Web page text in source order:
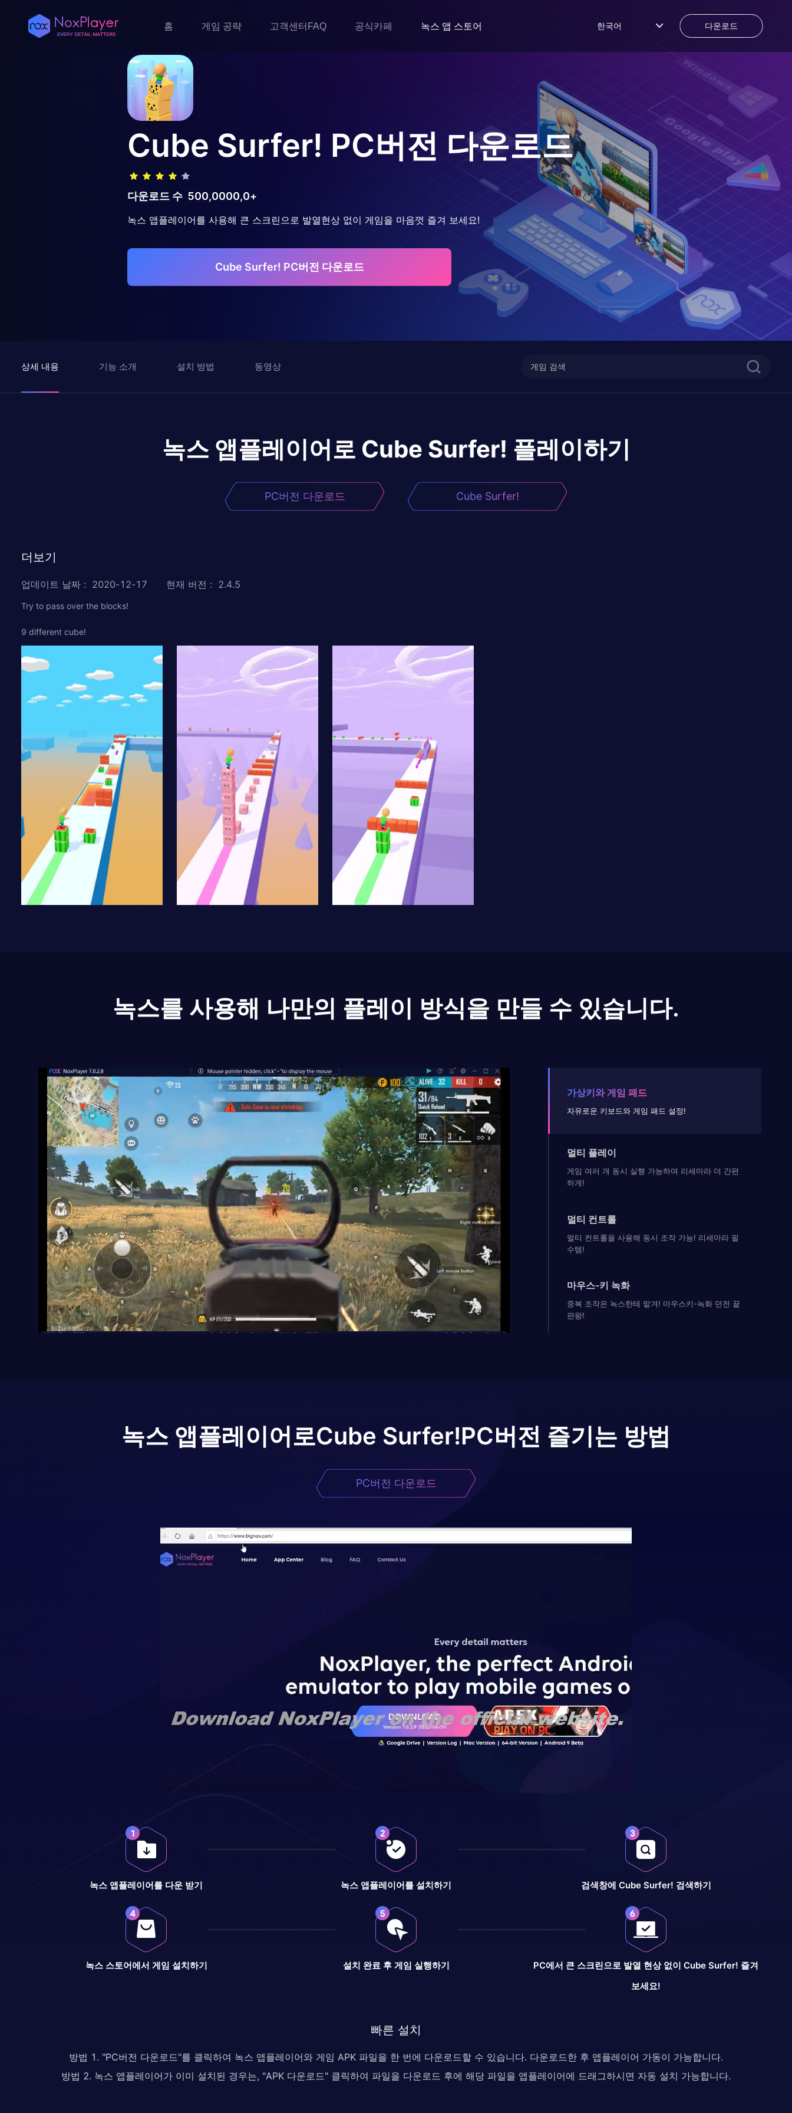
홈 게임 공략 고객센터FAQ 공식카페 녹스 앱 스토어 한국어 다운로드
Cube Surfer! PC버전 다운로드
다운로드 수 500,0000,0+
녹스 앱플레이어를 사용해 큰 스크린으로 발열현상 없이 게임을 마음껏 즐겨 보세요!
Cube Surfer! PC버전 다운로드
상세 내용 기능 소개 설치 방법 동영상
녹스 앱플레이어로 Cube Surfer! 플레이하기
PC버전 다운로드 Cube Surfer!
더보기
업데이트 날짜 : 2020-12-17 현재 버전 : 2.4.5
Try to pass over the blocks!
9 different cube!
녹스를 사용해 나만의 플레이 방식을 만들 수 있습니다.
가상키와 게임 패드
자유로운 키보드와 게임 패드 설정!
멀티 플레이
게임 여러 개 동시 실행 가능하며 리세마라 더 간편
하게!
멀티 컨트롤
멀티 컨트롤을 사용해 동시 조작 가능! 리세마라 필
수템!
마우스-키 녹화
중복 조작은 녹스한테 맡겨! 마우스키-녹화 던전 끝
판왕!
녹스 앱플레이어로Cube Surfer!PC버전 즐기는 방법
PC버전 다운로드
녹스 앱플레이어를 다운 받기 녹스 앱플레이어를 설치하기 검색창에 Cube Surfer! 검색하기
녹스 스토어에서 게임 설치하기 설치 완료 후 게임 실행하기
PC에서 큰 스크린으로 발열 현상 없이 Cube Surfer! 즐겨
보세요!
빠른 설치
방법 1. "PC버전 다운로드"를 클릭하여 녹스 앱플레이어와 게임 APK 파일을 한 번에 다운로드할 수 있습니다. 다운로드한 후 앱플레이어 가동이 가능합니다.
방법 2. 녹스 앱플레이어가 이미 설치된 경우는, "APK 다운로드" 클릭하여 파일을 다운로드 후에 해당 파일을 앱플레이어에 드래그하시면 자동 설치 가능합니다.